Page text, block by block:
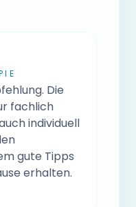
Die
fachlich
individuell
gute Tipps
erhalten.